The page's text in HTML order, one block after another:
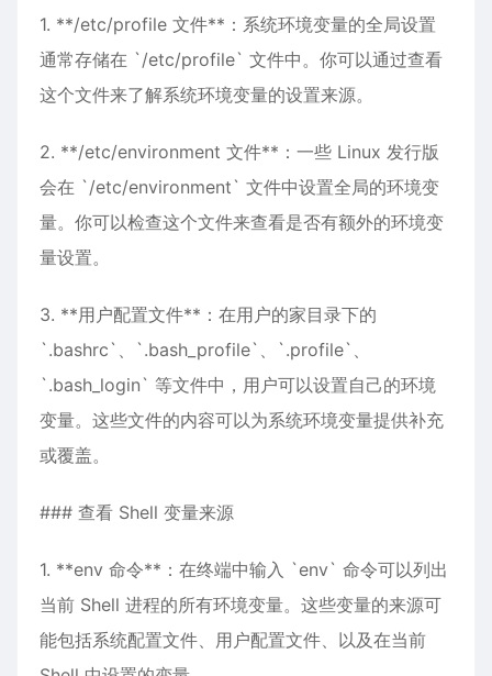
1. **/etc/profile 文件**：系统环境变量的全局设置
通常存储在 `/etc/profile` 文件中。你可以通过查看
这个文件来了解系统环境变量的设置来源。
2. **/etc/environment 文件**：一些 Linux 发行版
会在 `/etc/environment` 文件中设置全局的环境变
量。你可以检查这个文件来查看是否有额外的环境变
量设置。
3. **用户配置文件**：在用户的家目录下的
`.bashrc`、`.bash_profile`、`.profile`、
`.bash_login` 等文件中，用户可以设置自己的环境
变量。这些文件的内容可以为系统环境变量提供补充
或覆盖。
### 查看 Shell 变量来源
1. **env 命令**：在终端中输入 `env` 命令可以列出
当前 Shell 进程的所有环境变量。这些变量的来源可
能包括系统配置文件、用户配置文件、以及在当前